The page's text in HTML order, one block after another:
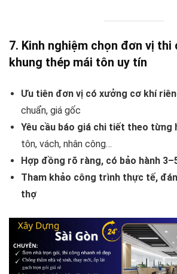
7. Kinh nghiệm chọn đơn vị thi
khung thép mái tôn uy tín
Ưu tiên đơn vị có xưởng cơ khí
chuẩn, giá gốc
Yêu cầu báo giá chi tiết theo từng
tôn, vách, nhân công…
Hợp đồng rõ ràng, có bảo hành
Tham khảo công trình thực tế,
thợ